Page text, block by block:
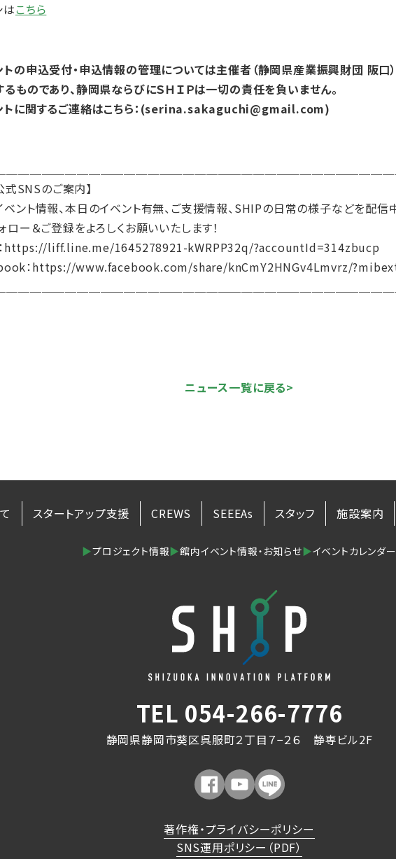
こちら
トの申込受付・申込情報の管理については主催者（静岡県産業振興財団 阪口）
ものであり、静岡県ならびにＳＨＩＰは一切の責任を負いません。
トに関するご連絡はこちら：(serina.sakaguchi@gmail.com)
式SNSのご案内】
ント情報、本日のイベント有無、ご支援情報、SHIPの日常の様子などを配信
ロー＆ご登録をよろしくお願いいたします！
https://liff.line.me/1645278921-kWRPP32q/?accountId=314zbucp
：https://www.facebook.com/share/knCmY2HNGv4Lmvrz/
ニュース一覧に戻る>
スタートアップ支援 CREWS SEEEAs スタッフ 施設案内
▶プロジェクト情報▶館内イベント情報・お知らせ▶イベントカレンダー
TEL 054-266-7776
静岡県静岡市葵区呉服町２丁目７−２６ 静専ビル2F
著作権・プライバシーポリシー
SNS運用ポリシー（PDF）